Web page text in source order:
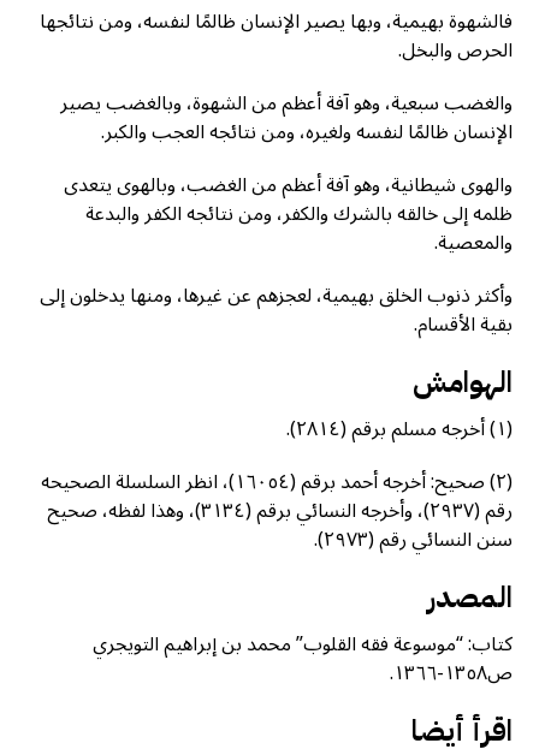
فالشهوة بهيمية، وبها يصير الإنسان ظالمًا لنفسه، ومن نتائجها
الحرص والبخل.
والغضب سبعية، وهو آفة أعظم من الشهوة، وبالغضب يصير
الإنسان ظالمًا لنفسه ولغيره، ومن نتائجه العجب والكبر.
والهوى شيطانية، وهو آفة أعظم من الغضب، وبالهوى يتعدى
ظلمه إلى خالقه بالشرك والكفر، ومن نتائجه الكفر والبدعة
والمعصية.
وأكثر ذنوب الخلق بهيمية، لعجزهم عن غيرها، ومنها يدخلون إلى
بقية الأقسام.
الهوامش
(١) أخرجه مسلم برقم (٢٨١٤).
(٢) صحيح: أخرجه أحمد برقم (١٦٠٥٤)، انظر السلسلة الصحيحه
رقم (٢٩٣٧)، وأخرجه النسائي برقم (٣١٣٤)، وهذا لفظه، صحيح
سنن النسائي رقم (٢٩٧٣).
المصدر
كتاب: “موسوعة فقه القلوب” محمد بن إبراهيم التويجري
ص١٣٥٨-١٣٦٦.
اقرأ أيضا